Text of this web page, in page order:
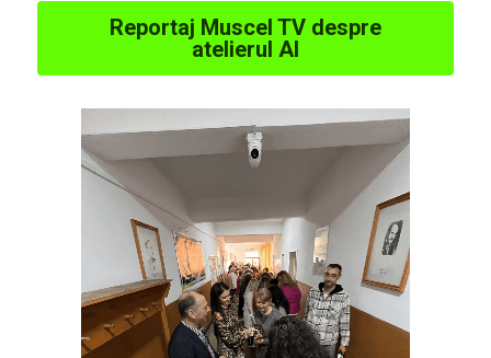
Reportaj Muscel TV despre
atelierul AI